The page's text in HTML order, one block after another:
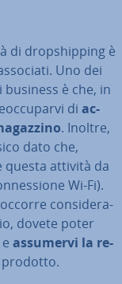
di drop­ship­ping è
Uno dei
è che, in
di ac­
. Inoltre,
dato che,
questa attività da
Wi-Fi).
con­si­de­ra­
dovete poter
e assumervi la re­
prodotto.